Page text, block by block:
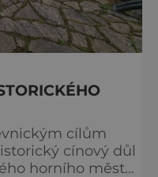
cílům
cínový důl
horního města